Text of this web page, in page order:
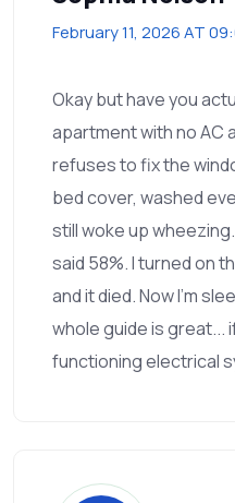
February 11, 2026 AT
Okay but have you
apartment with no AC
refuses to fix the
bed cover, washed
still woke up
said 58%. I turned on
and it died. Now I'm
whole guide is great...
functioning electrical